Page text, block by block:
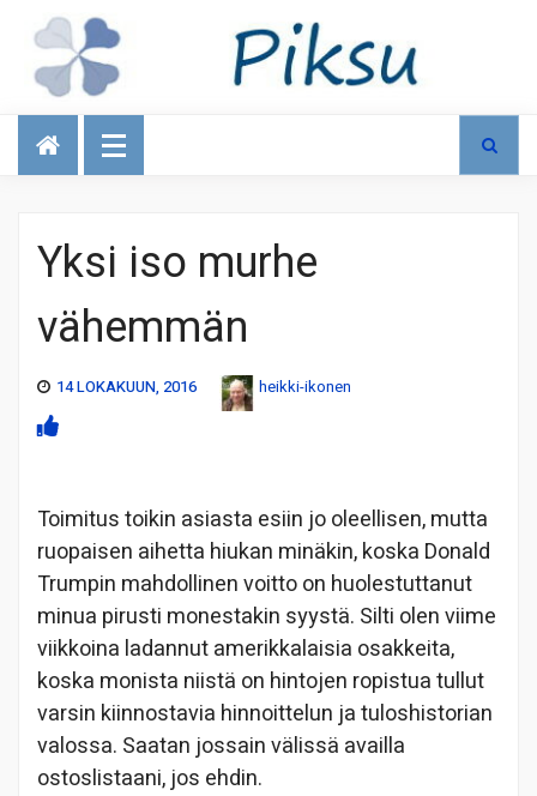
Talous
Yksi iso murhe
vähemmän
14 LOKAKUUN, 2016 heikki-ikonen
Toimitus toikin asiasta esiin jo oleellisen, mutta
ruopaisen aihetta hiukan minäkin, koska Donald
Trumpin mahdollinen voitto on huolestuttanut
minua pirusti monestakin syystä. Silti olen viime
viikkoina ladannut amerikkalaisia osakkeita,
koska monista niistä on hintojen ropistua tullut
varsin kiinnostavia hinnoittelun ja tuloshistorian
valossa. Saatan jossain välissä availla
ostoslistaani, jos ehdin.